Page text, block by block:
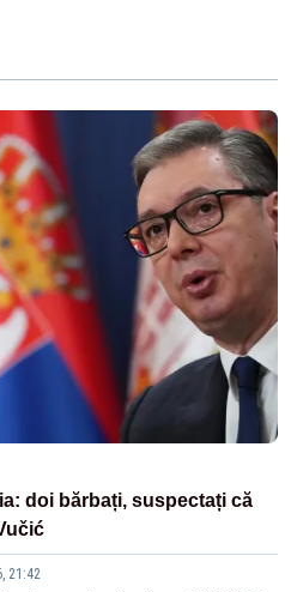
doi bărbați, suspectați că
21:42